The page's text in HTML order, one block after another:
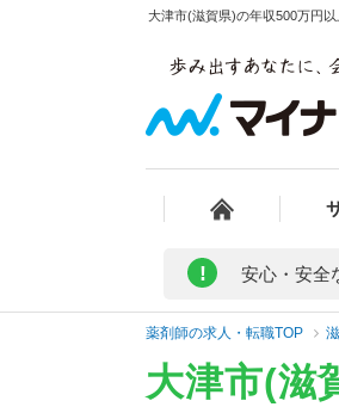
大津市(滋賀県)の年収500万円
! 安心・安全
薬剤師の求人・転職TOP
大津市(滋